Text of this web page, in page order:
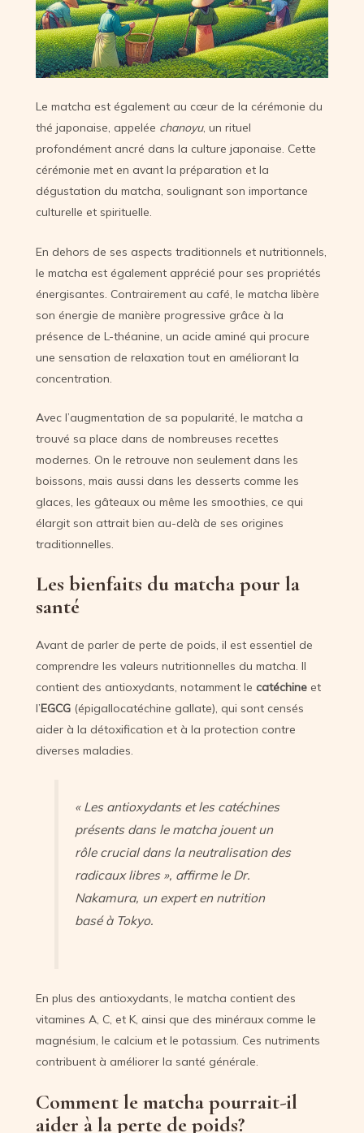
Le matcha est également au cœur de la cérémonie du
thé japonaise, appelée chanoyu, un rituel
profondément ancré dans la culture japonaise. Cette
cérémonie met en avant la préparation et la
dégustation du matcha, soulignant son importance
culturelle et spirituelle.
En dehors de ses aspects traditionnels et nutritionnels,
le matcha est également apprécié pour ses propriétés
énergisantes. Contrairement au café, le matcha libère
son énergie de manière progressive grâce à la
présence de L-théanine, un acide aminé qui procure
une sensation de relaxation tout en améliorant la
concentration.
Avec l’augmentation de sa popularité, le matcha a
trouvé sa place dans de nombreuses recettes
modernes. On le retrouve non seulement dans les
boissons, mais aussi dans les desserts comme les
glaces, les gâteaux ou même les smoothies, ce qui
élargit son attrait bien au-delà de ses origines
traditionnelles.
Les bienfaits du matcha pour la
santé
Avant de parler de perte de poids, il est essentiel de
comprendre les valeurs nutritionnelles du matcha. Il
contient des antioxydants, notamment le catéchine et
l’EGCG (épigallocatéchine gallate), qui sont censés
aider à la détoxification et à la protection contre
diverses maladies.
« Les antioxydants et les catéchines
présents dans le matcha jouent un
rôle crucial dans la neutralisation des
radicaux libres », affirme le Dr.
Nakamura, un expert en nutrition
basé à Tokyo.
En plus des antioxydants, le matcha contient des
vitamines A, C, et K, ainsi que des minéraux comme le
magnésium, le calcium et le potassium. Ces nutriments
contribuent à améliorer la santé générale.
Comment le matcha pourrait-il
aider à la perte de poids?